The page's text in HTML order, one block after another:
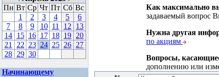
Пн Вт Ср Чт Пт Сб Вс
1
2 3 4 5
6
7
8 9 10 11 12
13
14 15 16 17 18 19 20
21
22 23 24 25 26 27
28 29 30
Начинающему
Как максимально
задаваемый вопрос
Нужна другая
по акциям
Вопросы,
дополнению или